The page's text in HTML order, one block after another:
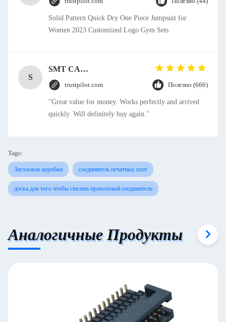
Solid Pattern Quick Dry One Piece Jumpsuit for
Women 2023 Customized Logo Gym Sets
S
SMT CAP Type Box Header Connector 1.27mm Pitch Gold Flash Contact Plating
trustpilot.com Полезно (666)
"Great value for money. Works perfectly and arrived
quickly. Will definitely buy again."
Tags:
Заголовок коробки соединитель печатных плат
доска для того чтобы связать проволокой соединитель
Аналогичные Продукты